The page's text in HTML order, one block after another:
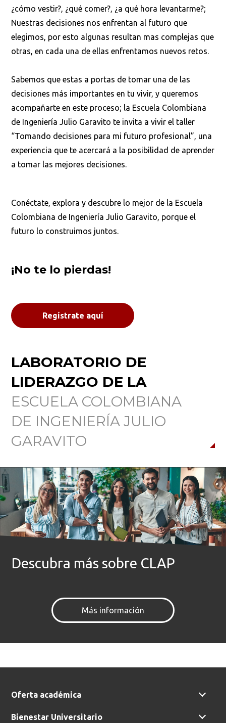
¿cómo vestir?, ¿qué comer?, ¿a qué hora levantarme?;
Nuestras decisiones nos enfrentan al futuro que
elegimos, por esto algunas resultan mas complejas que
otras, en cada una de ellas enfrentamos nuevos retos.
Sabemos que estas a portas de tomar una de las
decisiones más importantes en tu vivir, y queremos
acompañarte en este proceso; la Escuela Colombiana
de Ingeniería Julio Garavito te invita a vivir el taller
“Tomando decisiones para mi futuro profesional”, una
experiencia que te acercará a la posibilidad de aprender
a tomar las mejores decisiones.
Conéctate, explora y descubre lo mejor de la Escuela
Colombiana de Ingeniería Julio Garavito, porque el
futuro lo construimos juntos.
¡No te lo pierdas!
Regístrate aquí
LABORATORIO DE
LIDERAZGO DE LA
ESCUELA COLOMBIANA
DE INGENIERÍA JULIO
GARAVITO
Descubra más sobre CLAP
Más información
Busca en la escuela
¿Qué buscas?
Buscar en:
Ordenar por: *
Buscar
Oferta académica
Bienestar Universitario